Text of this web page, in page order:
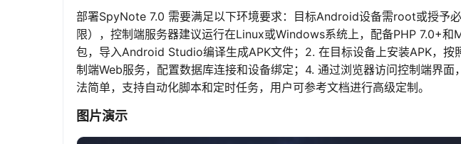
部署SpyNote 7.0 需要满足以下环境要求：目标Android设备需root或授予
限），控制端服务器建议运行在Linux或Windows系统上，配备PHP 7.0+和
包，导入Android Studio编译生成APK文件；2. 在目标设备上安装APK，按
制端Web服务，配置数据库连接和设备绑定；4. 通过浏览器访问控制端界面
法简单，支持自动化脚本和定时任务，用户可参考文档进行高级定制。
图片演示